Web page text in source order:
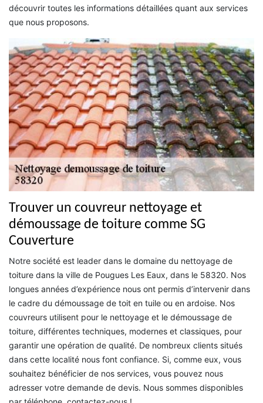
découvrir toutes les informations détaillées quant aux services
que nous proposons.
Trouver un couvreur nettoyage et
démoussage de toiture comme SG
Couverture
Notre société est leader dans le domaine du nettoyage de
toiture dans la ville de Pougues Les Eaux, dans le 58320. Nos
longues années d’expérience nous ont permis d’intervenir dans
le cadre du démoussage de toit en tuile ou en ardoise. Nos
couvreurs utilisent pour le nettoyage et le démoussage de
toiture, différentes techniques, modernes et classiques, pour
garantir une opération de qualité. De nombreux clients situés
dans cette localité nous font confiance. Si, comme eux, vous
souhaitez bénéficier de nos services, vous pouvez nous
adresser votre demande de devis. Nous sommes disponibles